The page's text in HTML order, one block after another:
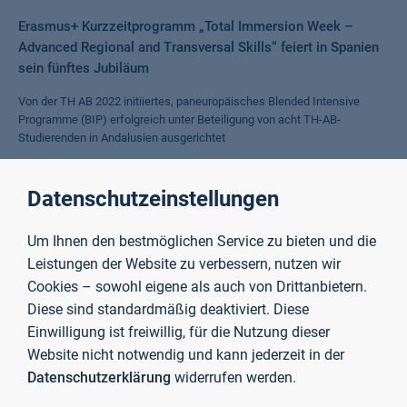
Erasmus+ Kurzzeitprogramm „Total Immersion Week –
Advanced Regional and Transversal Skills“ feiert in Spanien
sein fünftes Jubiläum
Von der TH AB 2022 initiiertes, paneuropäisches Blended Intensive
Programme (BIP) erfolgreich unter Beteiligung von acht TH-AB-
Studierenden in Andalusien ausgerichtet
Meuth
Die Präsidentin der TH Aschaffenburg wurde für ihr Engagement bei der
Frauenförderung in MINT-Berufen und in der Wissenschaft vom
Bayerischen Landtag ausgezeichnet.
Weiterlesen
Datenschutzeinstellungen
Um Ihnen den bestmöglichen Service zu bieten und die
Leistungen der Website zu verbessern, nutzen wir
Cookies – sowohl eigene als auch von Drittanbietern.
Diese sind standardmäßig deaktiviert. Diese
Einwilligung ist freiwillig, für die Nutzung dieser
Website nicht notwendig und kann jederzeit in der
Datenschutzerklärung widerrufen werden.